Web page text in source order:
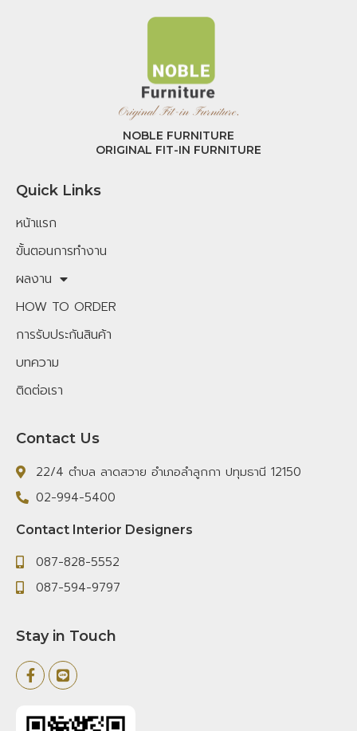
NOBLE FURNITURE
ORIGINAL FIT-IN FURNITURE
Quick Links
หน้าแรก
ขั้นตอนการทำงาน
ผลงาน
HOW TO ORDER
การรับประกันสินค้า
บทความ
ติดต่อเรา
Contact Us
22/4 ตำบล ลาดสวาย อำเภอลำลูกกา ปทุมธานี 12150
02-994-5400
Contact Interior Designers
087-828-5552
087-594-9797
Stay in Touch